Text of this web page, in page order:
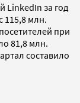
LinkedIn за год
115,8 млн.
при
81,8 млн.
составило